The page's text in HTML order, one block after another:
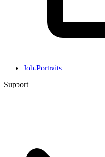
Job-Portraits
Support